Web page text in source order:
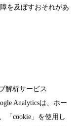
を及ぼすおそれがあ
解析サービス
Analyticsは、ホー
「cookie」を使用し